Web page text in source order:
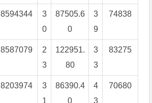
8594344
3
0
87505.6
0
3
9
74838
8587079
2
3
122951.
80
3
3
83275
8203974
3
1
86390.4
0
4
3
70680